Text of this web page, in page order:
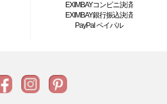
EXIMBAYコンビニ決済
EXIMBAY銀行振込決済
PayPal ペイパル